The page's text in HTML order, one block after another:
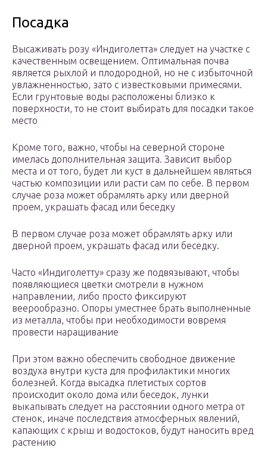
Посадка
Высаживать розу «Индиголетта» следует на участке с
качественным освещением. Оптимальная почва
является рыхлой и плодородной, но не с избыточной
увлажненностью, зато с известковыми примесями.
Если грунтовые воды расположены близко к
поверхности, то не стоит выбирать для посадки такое
место
Кроме того, важно, чтобы на северной стороне
имелась дополнительная защита. Зависит выбор
места и от того, будет ли куст в дальнейшем являться
частью композиции или расти сам по себе. В первом
случае роза может обрамлять арку или дверной
проем, украшать фасад или беседку
В первом случае роза может обрамлять арку или
дверной проем, украшать фасад или беседку.
Часто «Индиголетту» сразу же подвязывают, чтобы
появляющиеся цветки смотрели в нужном
направлении, либо просто фиксируют
веерообразно. Опоры уместнее брать выполненные
из металла, чтобы при необходимости вовремя
провести наращивание
При этом важно обеспечить свободное движение
воздуха внутри куста для профилактики многих
болезней. Когда высадка плетистых сортов
происходит около дома или беседок, лунки
выкапывать следует на расстоянии одного метра от
стенок, иначе последствия атмосферных явлений,
капающих с крыш и водостоков, будут наносить вред
растению